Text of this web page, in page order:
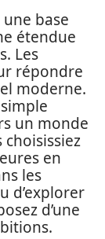
une base
étendue
Les
répondre
moderne.
un monde
choisissiez
en
les
d’explorer
d’une